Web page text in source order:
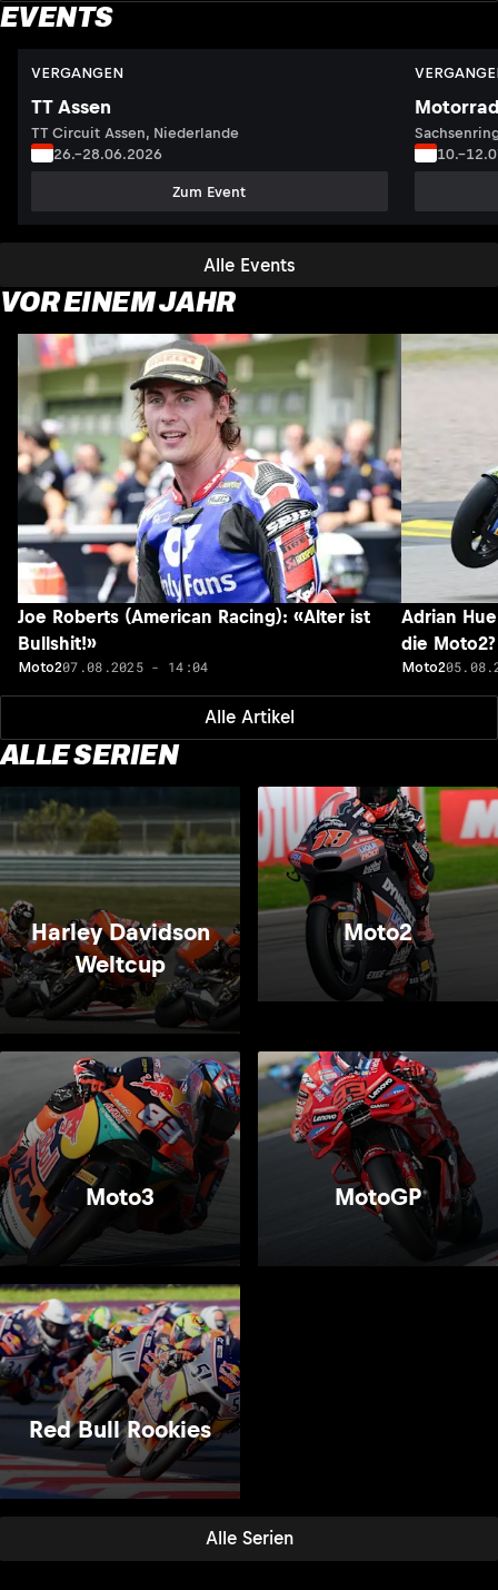
EVENTS
Alle Events
VERGANGEN
TT Assen
TT Circuit Assen, Niederlande
26.–28.06.2026
Zum Event
VOR EINEM JAHR
Alle Artikel
Joe Roberts (American Racing): «Alter ist
Bullshit!»
Moto207.08.2025 - 14:04
Adrian
die Moto2?
Moto2
ALLE SERIEN
Alle Serien
Harley Davidson
Weltcup
Moto2
Moto3 MotoGP
Red Bull Rookies